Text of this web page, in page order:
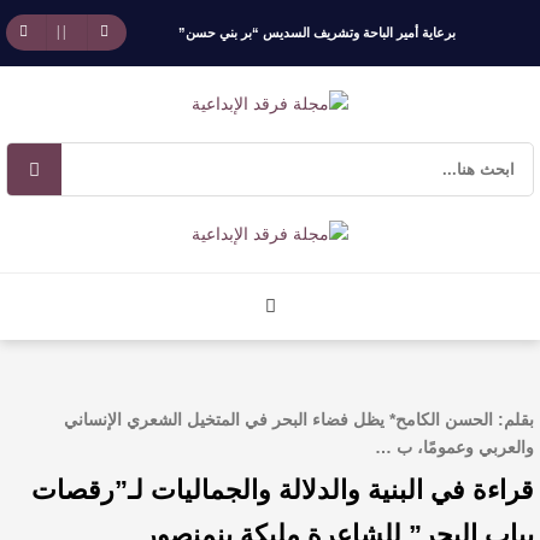
برعاية أمير الباحة وتشريف السديس “بر بني حسن”
تكرّم الفائزين بجائزة “رواد العمل التطوعي 4”
جائزة المهندس زياد الزهراني للتفوق العلمي تكرّم
الروائي جابر محمد مدخلي: أحضر داخل رواياتي
بحذر، والثقافة قوتنا الناعمة لمخاطبة العالم.
بقلم: الحسن الكامح* يظل فضاء البحر في المتخيل الشعري الإنساني
والعربي وعمومًا، ب …
قراءة في البنية والدلالة والجماليات لـ”رقصات